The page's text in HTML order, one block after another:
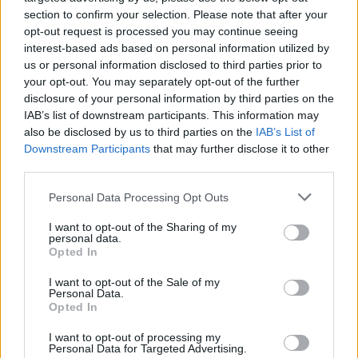
section to confirm your selection. Please note that after your
opt-out request is processed you may continue seeing
interest-based ads based on personal information utilized by
us or personal information disclosed to third parties prior to
your opt-out. You may separately opt-out of the further
disclosure of your personal information by third parties on the
IAB’s list of downstream participants. This information may
also be disclosed by us to third parties on the IAB’s List of
Downstream Participants that may further disclose it to other
Please note that this website/app uses one or more Google
not limited to your visit or usage behaviour. You may click to
grant or deny consent to Google and its third-party tags to
use your data for below specified purposes in below Google
consent section.
Personal Data Processing Opt Outs
I want to opt-out of the Sharing of my
personal data.
Opted In
I want to opt-out of the Sale of my
Personal Data.
Opted In
I want to opt-out of processing my
Personal Data for Targeted Advertising.
elmúlt években oly sokakat ölt meg
Franciaországban.
Republicains Bouches-du-Rhône szenátora,
Valérie Boyer az írta vasárnap, hogy
Franciaország „olyan mélyre süllyedt”, hogy
zsidó üzleteket vesznek célba Strasbourgban.
antiszemita atrocitások listája
túl hosszú”
– mondta Boyer. „Sürgős és létfontosságú,
hogy ennek véget vessenek, méghozzá